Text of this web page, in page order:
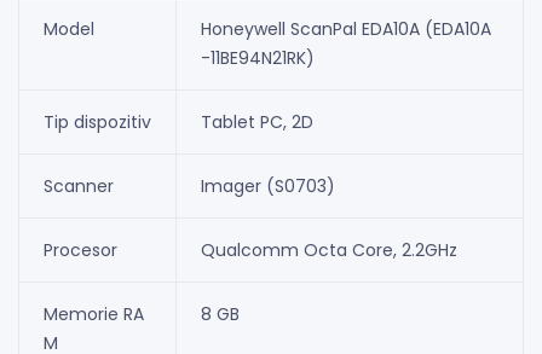
Model
Honeywell ScanPal EDA10A (EDA10A
-11BE94N21RK)
Tip dispozitiv Tablet PC, 2D
Scanner Imager (S0703)
Procesor Qualcomm Octa Core, 2.2GHz
Memorie RA
M
8 GB